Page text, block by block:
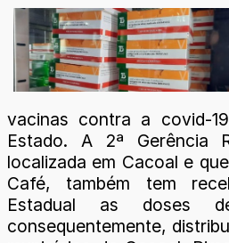
vacinas contra a covid-
Estado. A 2ª Gerência
localizada em Cacoal e
Café, também tem
Estadual as doses
consequentemente,